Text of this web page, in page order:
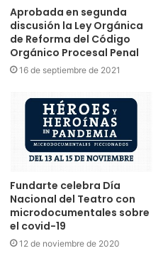
Aprobada en segunda
discusión la Ley Orgánica
de Reforma del Código
Orgánico Procesal Penal
16 de septiembre de 2021
Fundarte celebra Día
Nacional del Teatro con
microdocumentales sobre
el covid-19
12 de noviembre de 2020